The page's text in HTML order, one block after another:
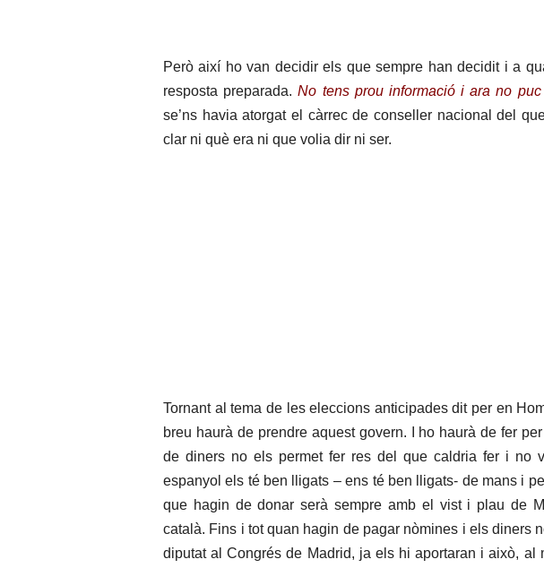
Però així ho van decidir els que sempre han decidit i a
resposta preparada.No tens prou informació i ara no puc
se’ns havia atorgat el càrrec de conseller nacional del
clar ni què era ni que volia dir ni ser.
Tornant al tema de les eleccions anticipades dit per en
breu haurà de prendre aquest govern. I ho haurà de fer
de diners no els permet fer res del que caldria fer i no
espanyol els té ben lligats – ens té ben lligats- de mans i
que hagin de donar serà sempre amb el vist i plau de
català. Fins i tot quan hagin de pagar nòmines i els diners
diputat al Congrés de Madrid, ja els hi aportaran i això, al